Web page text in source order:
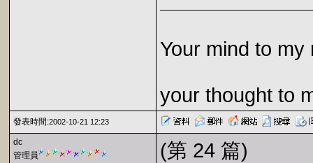
Your mind to my
your thought to
發表時間:2002-10-21 12:23
dc
管理員
(第 24 篇)